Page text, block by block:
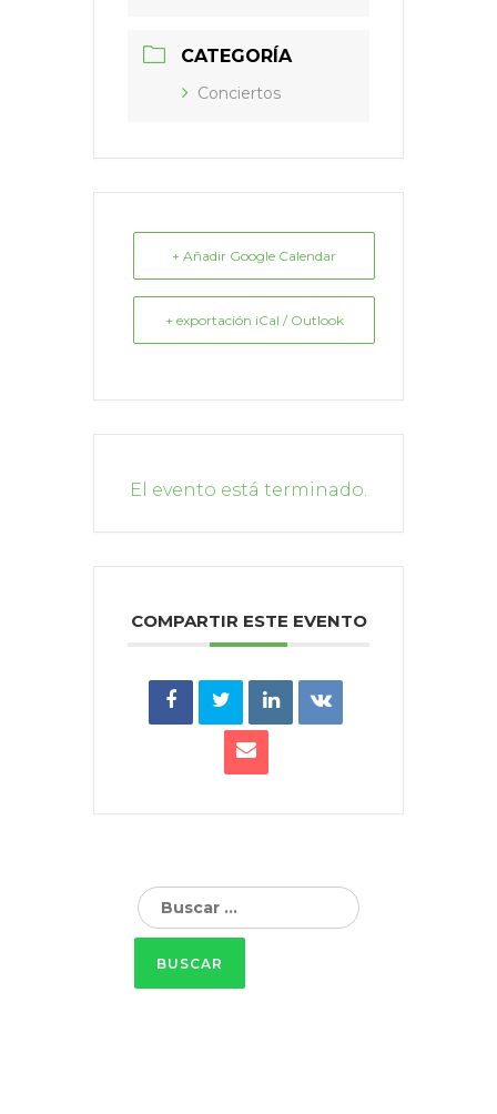
CATEGORÍA
Conciertos
+ Añadir Google Calendar
+ exportación iCal / Outlook
El evento está terminado.
COMPARTIR ESTE EVENTO
Buscar: